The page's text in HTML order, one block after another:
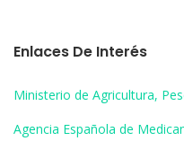
Enlaces De Interés
Ministerio de Agricultura,
Agencia Española de